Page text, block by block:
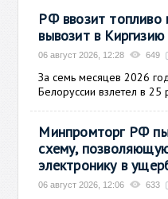
РФ ввозит топливо
вывозит в Киргизию
06 август 2026, 12:28 649
За семь месяцев 2026
Белоруссии взлетел в 25
Минпромторг РФ
схему,
электронику в
06 август 2026, 12:06 633